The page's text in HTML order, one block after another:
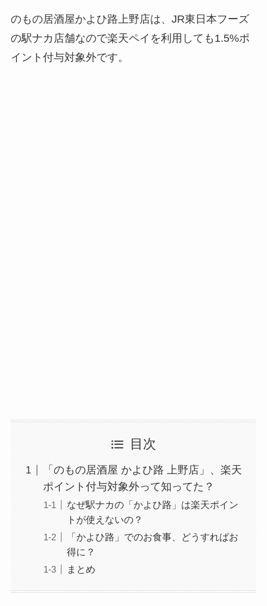
のもの居酒屋かよひ路上野店は、JR東日本フーズ
の駅ナカ店舗なので楽天ペイを利用しても1.5%ポ
イント付与対象外です。
目次
「のもの居酒屋 かよひ路 上野店」、楽天
ポイント付与対象外って知ってた？
なぜ駅ナカの「かよひ路」は楽天ポイン
トが使えないの？
「かよひ路」でのお食事、どうすればお
得に？
まとめ